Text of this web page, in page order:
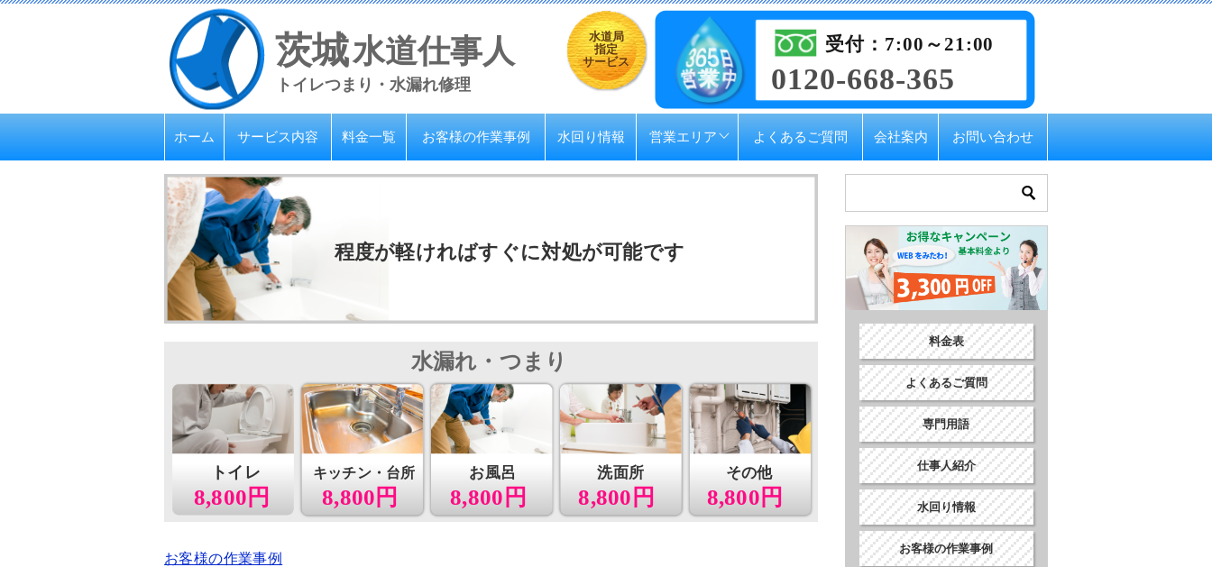
茨城水道仕事人
トイレつまり・水漏れ修理
水道局
指定
サービス 0120-668-365
受付：7:00～21:00
ホーム サービス内容 料金一覧 お客様の作業事例 水回り情報 営業エリア よくあるご質問 会社案内 お問い合わせ
程度が軽ければすぐに対処が可能です
8,800円
トイレ
8,800円
キッチン・台所 お風呂
8,800円
洗面所
8,800円
その他
8,800円
水漏れ・つまり
お客様の作業事例
料金表
よくあるご質問
専門用語
仕事人紹介
水回り情報
お客様の作業事例